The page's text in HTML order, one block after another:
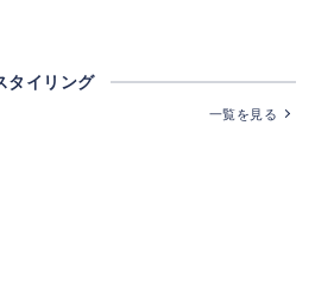
タイリング
一覧を見る